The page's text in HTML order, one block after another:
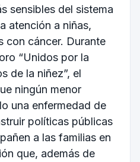
sensibles del sistema
atención a niñas,
con cáncer. Durante
“Unidos por la
de la niñez”, el
ningún menor
una enfermedad de
políticas públicas
a las familias en
que, además de